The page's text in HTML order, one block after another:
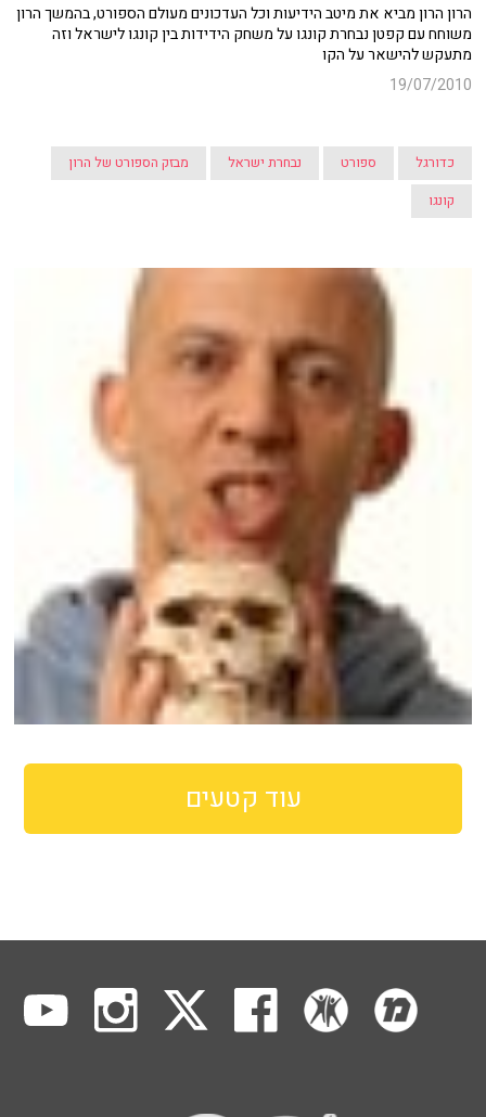
הרון הרון מביא את מיטב הידיעות וכל העדכונים מעולם הספורט, בהמשך הרון
משוחח עם קפטן נבחרת קונגו על משחק הידידות בין קונגו לישראל וזה
מתעקש להישאר על הקו
19/07/2010
כדורגל ספורט נבחרת ישראל
מבזק הספורט של הרון
קונגו
עוד קטעים